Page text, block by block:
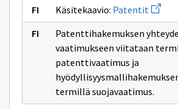
Käsitekaavio: Patentit Avaa
uuden
sivulle
Patenttihakemuksen
vaatimukseen viitataan
patenttivaatimus ja
termillä suojavaatimus.